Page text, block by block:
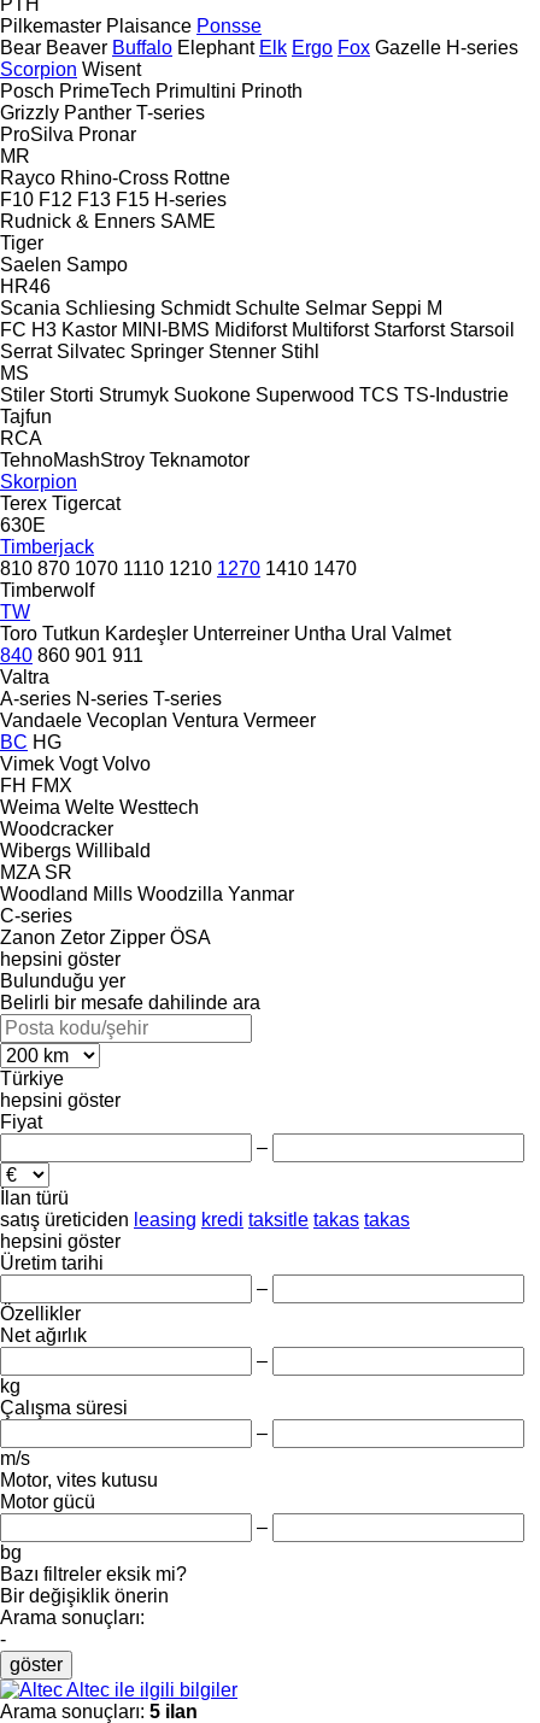
Pilkemaster Plaisance Ponsse
Bear Beaver Buffalo Elephant Elk Ergo Fox Gazelle H-series
Scorpion Wisent
Posch PrimeTech Primultini Prinoth
Grizzly Panther T-series
ProSilva Pronar
MR
Rayco Rhino-Cross Rottne
F10 F12 F13 F15 H-series
Rudnick & Enners SAME
Tiger
Saelen Sampo
HR46
Scania Schliesing Schmidt Schulte Selmar Seppi M
FC H3 Kastor MINI-BMS Midiforst Multiforst Starforst Starsoil
Serrat Silvatec Springer Stenner Stihl
MS
Stiler Storti Strumyk Suokone Superwood TCS TS-Industrie
Tajfun
RCA
TehnoMashStroy Teknamotor
Skorpion
Terex Tigercat
630E
Timberjack
810 870 1070 1110 1210 1270 1410 1470
Timberwolf
TW
Toro Tutkun Kardeşler Unterreiner Untha Ural Valmet
840 860 901 911
Valtra
A-series N-series T-series
Vandaele Vecoplan Ventura Vermeer
BC HG
Vimek Vogt Volvo
FH FMX
Weima Welte Westtech
Woodcracker
Wibergs Willibald
MZA SR
Woodland Mills Woodzilla Yanmar
C-series
Zanon Zetor Zipper ÖSA
hepsini göster
Bulunduğu yer
Belirli bir mesafe dahilinde ara
Türkiye
hepsini göster
Fiyat
–
İlan türü
satış üreticiden leasing kredi taksitle takas takas
hepsini göster
Üretim tarihi
–
Özellikler
Net ağırlık
–
kg
Çalışma süresi
–
m/s
Motor, vites kutusu
Motor gücü
–
bg
Bazı filtreler eksik mi?
Bir değişiklik önerin
Arama sonuçları:
-
göster
Altec ile ilgili bilgiler
Arama sonuçları: 5 ilan